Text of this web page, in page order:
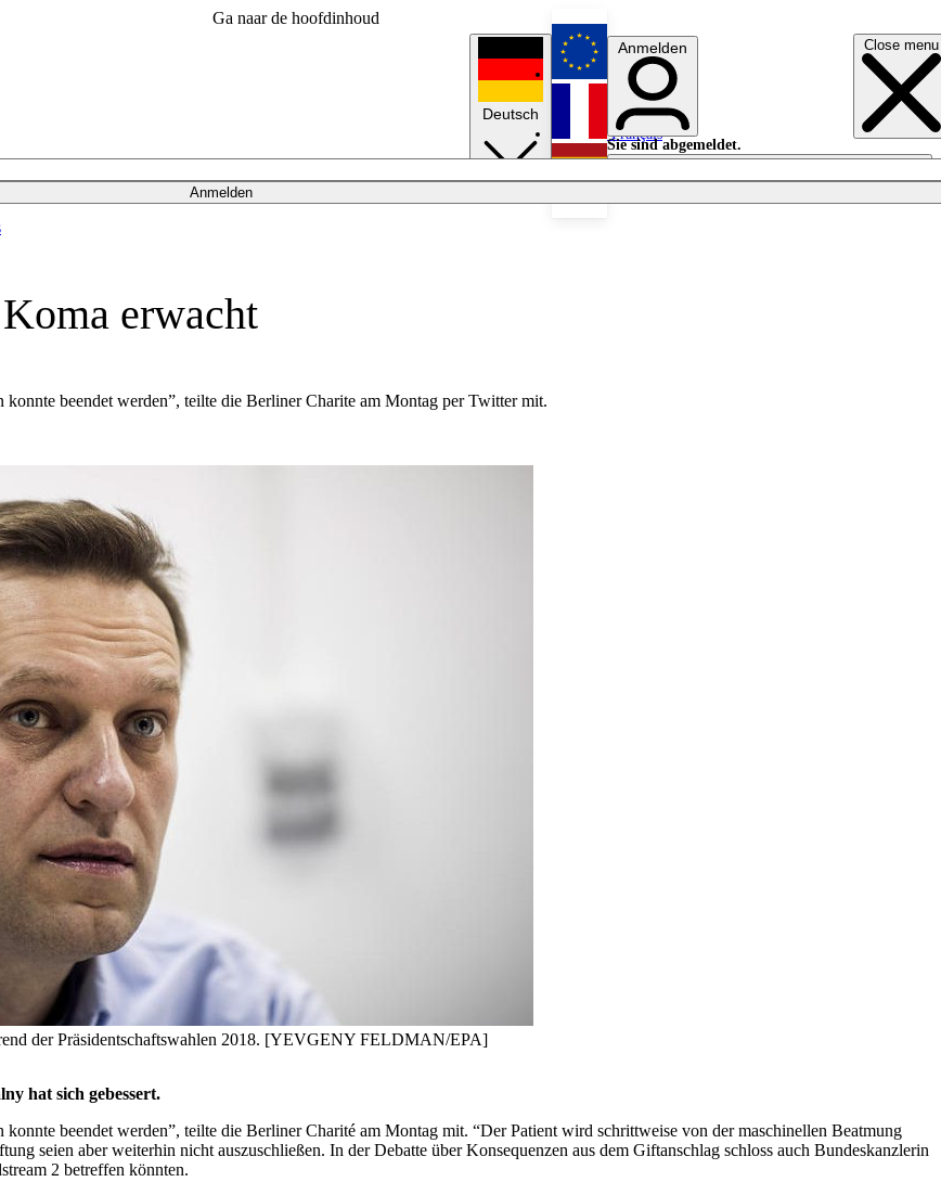
Ga naar de hoofdinhoud
Close menu
Anmelden
Deutsch
English
Français
Anmelden
Sie sind abgemeldet.
Anmelden
Licht aus
erwacht
beendet werden”, teilte die Berliner Charite am Montag per Twitter mit.
der Präsidentschaftswahlen 2018. [YEVGENY FELDMAN/EPA]
hat sich gebessert.
beendet werden”, teilte die Berliner Charité am Montag mit. “Der Patient wird schrittweise von der maschinellen Beatmung
seien aber weiterhin nicht auszuschließen. In der Debatte über Konsequenzen aus dem Giftanschlag schloss auch Bundeskanzlerin
2 betreffen könnten.